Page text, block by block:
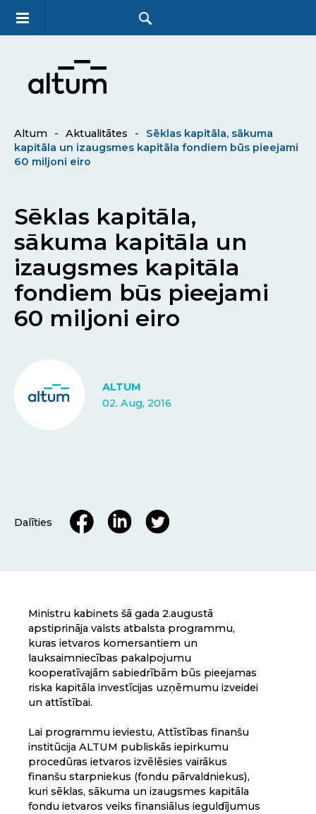
Altum - Aktualitātes -
Sēklas kapitāla, sākuma
kapitāla un izaugsmes kapitāla fondiem būs pieejami
60 miljoni eiro
Sēklas kapitāla,
sākuma kapitāla un
izaugsmes kapitāla
fondiem būs pieejami
60 miljoni eiro
ALTUM
02. Aug, 2016
Dalīties
Ministru kabinets šā gada 2.augustā
apstiprināja valsts atbalsta programmu,
kuras ietvaros komersantiem un
lauksaimniecības pakalpojumu
kooperatīvajām sabiedrībām būs pieejamas
riska kapitāla investīcijas uzņēmumu izveidei
un attīstībai.
Lai programmu ieviestu, Attīstības finanšu
institūcija ALTUM publiskās iepirkumu
procedūras ietvaros izvēlēsies vairākus
finanšu starpniekus (fondu pārvaldniekus),
kuri sēklas, sākuma un izaugsmes kapitāla
fondu ietvaros veiks finansiālus ieguldījumus